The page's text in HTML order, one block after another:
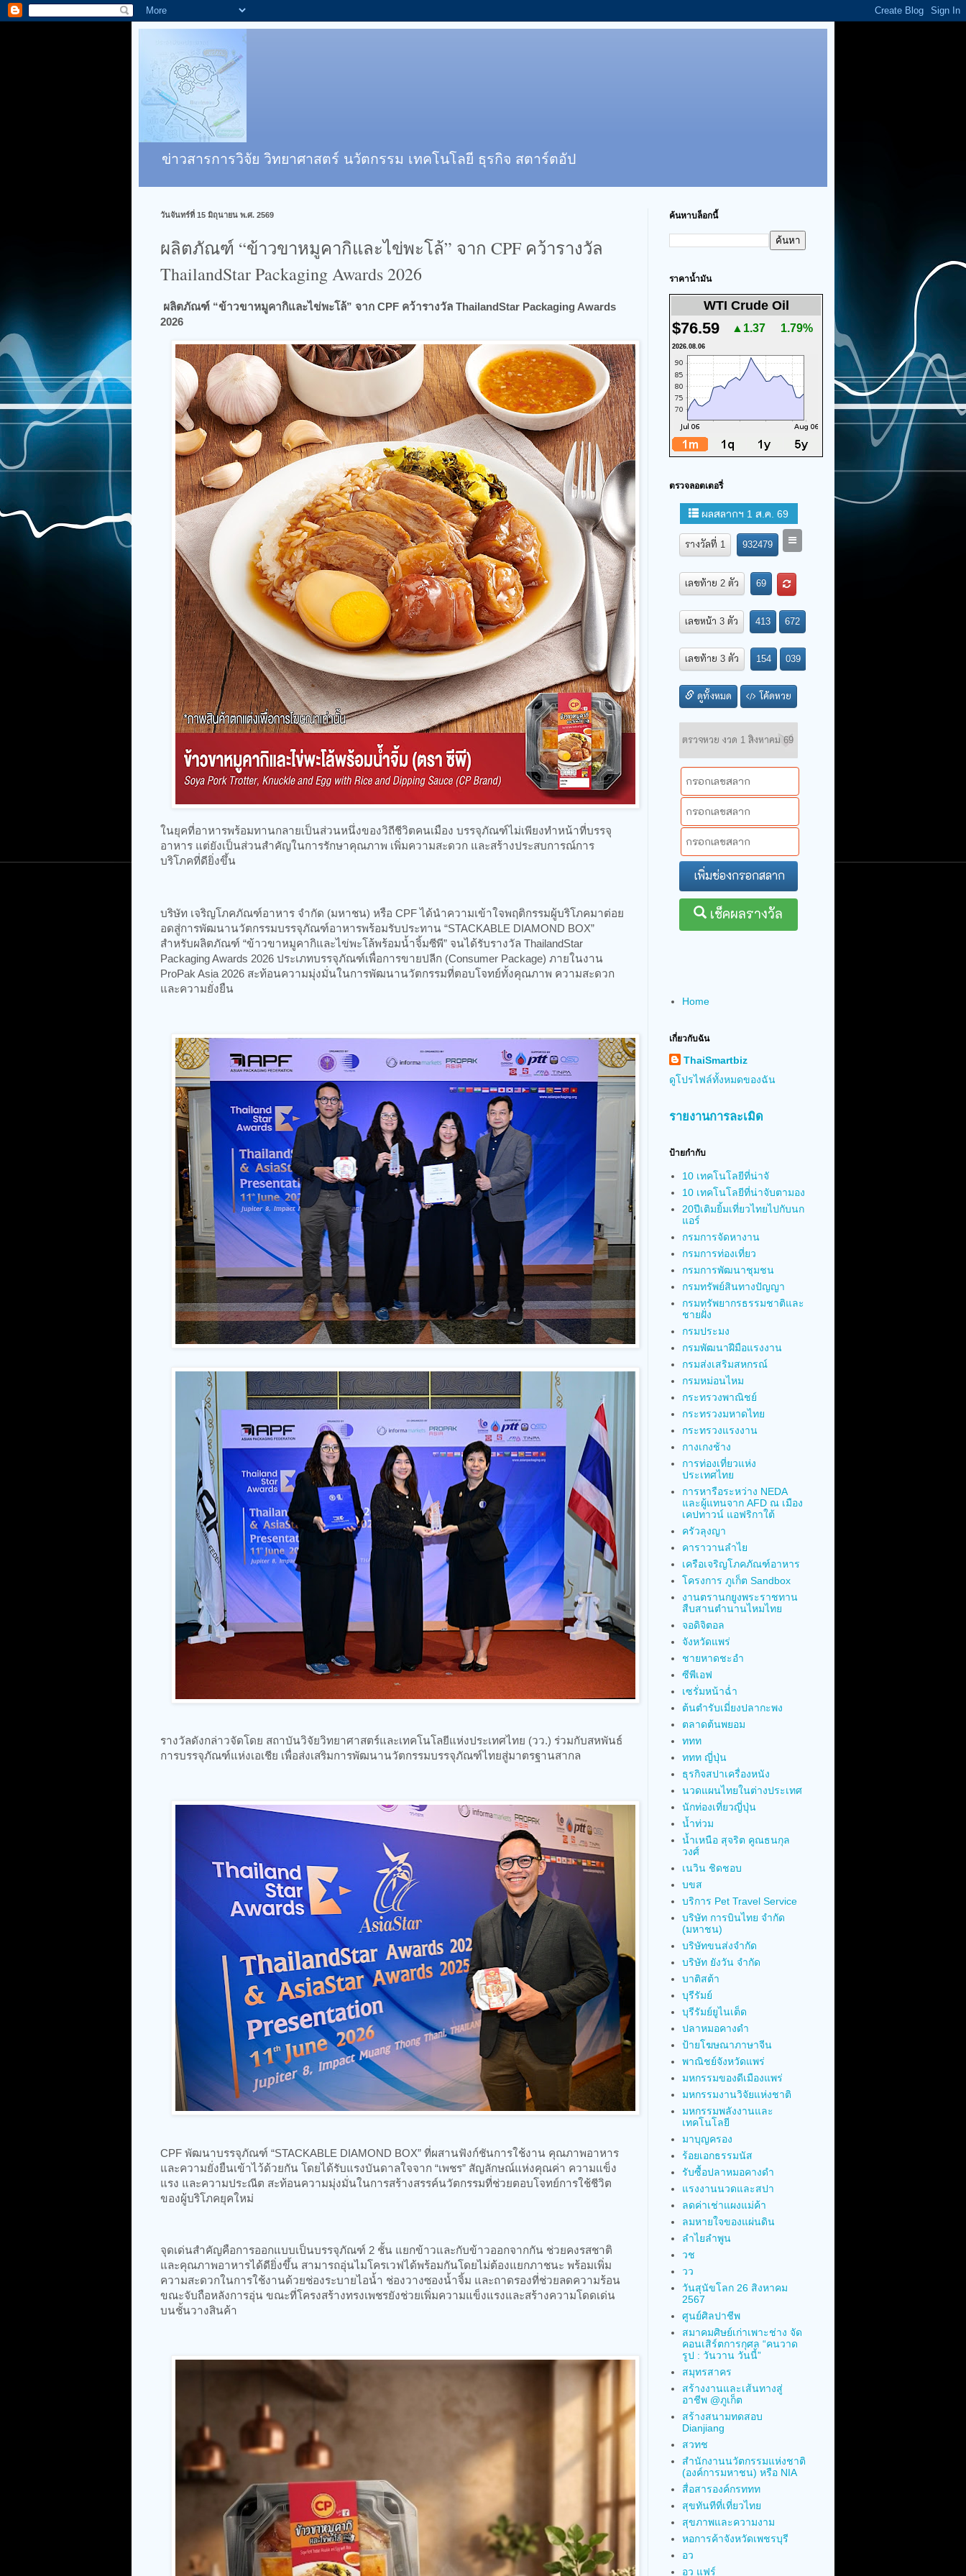
ข่าวสารการวิจัย วิทยาศาสตร์ นวัตกรรม เทคโนโลยี ธุรกิจ สตาร์ตอัป
วันจันทร์ที่ 15 มิถุนายน พ.ศ. 2569
ผลิตภัณฑ์ “ข้าวขาหมูคากิและไข่พะโล้” จาก CPF คว้ารางวัล
ThailandStar Packaging Awards 2026
ผลิตภัณฑ์ “ข้าวขาหมูคากิและไข่พะโล้” จาก CPF คว้ารางวัล ThailandStar Packaging Awards
2026
ในยุคที่อาหารพร้อมทานกลายเป็นส่วนหนึ่งของวิถีชีวิตคนเมือง บรรจุภัณฑ์ไม่เพียงทำหน้าที่บรรจุ
อาหาร แต่ยังเป็นส่วนสำคัญในการรักษาคุณภาพ เพิ่มความสะดวก และสร้างประสบการณ์การ
บริโภคที่ดียิ่งขึ้น
บริษัท เจริญโภคภัณฑ์อาหาร จำกัด (มหาชน) หรือ CPF ได้นำความเข้าใจพฤติกรรมผู้บริโภคมาต่อย
อดสู่การพัฒนานวัตกรรมบรรจุภัณฑ์อาหารพร้อมรับประทาน “STACKABLE DIAMOND BOX”
สำหรับผลิตภัณฑ์ “ข้าวขาหมูคากิและไข่พะโล้พร้อมน้ำจิ้มซีพี” จนได้รับรางวัล ThailandStar
Packaging Awards 2026 ประเภทบรรจุภัณฑ์เพื่อการขายปลีก (Consumer Package) ภายในงาน
ProPak Asia 2026 สะท้อนความมุ่งมั่นในการพัฒนานวัตกรรมที่ตอบโจทย์ทั้งคุณภาพ ความสะดวก
และความยั่งยืน
รางวัลดังกล่าวจัดโดย สถาบันวิจัยวิทยาศาสตร์และเทคโนโลยีแห่งประเทศไทย (วว.) ร่วมกับสหพันธ์
การบรรจุภัณฑ์แห่งเอเชีย เพื่อส่งเสริมการพัฒนานวัตกรรมบรรจุภัณฑ์ไทยสู่มาตรฐานสากล
CPF พัฒนาบรรจุภัณฑ์ “STACKABLE DIAMOND BOX” ที่ผสานฟังก์ชันการใช้งาน คุณภาพอาหาร
และความยั่งยืนเข้าไว้ด้วยกัน โดยได้รับแรงบันดาลใจจาก “เพชร” สัญลักษณ์แห่งคุณค่า ความแข็ง
แรง และความประณีต สะท้อนความมุ่งมั่นในการสร้างสรรค์นวัตกรรมที่ช่วยตอบโจทย์การใช้ชีวิต
ของผู้บริโภคยุคใหม่
จุดเด่นสำคัญคือการออกแบบเป็นบรรจุภัณฑ์ 2 ชั้น แยกข้าวและกับข้าวออกจากกัน ช่วยคงรสชาติ
และคุณภาพอาหารได้ดียิ่งขึ้น สามารถอุ่นไมโครเวฟได้พร้อมกันโดยไม่ต้องแยกภาชนะ พร้อมเพิ่ม
ความสะดวกในการใช้งานด้วยช่องระบายไอน้ำ ช่องวางซองน้ำจิ้ม และถาดรองที่ช่วยลดความร้อน
ขณะจับถือหลังการอุ่น ขณะที่โครงสร้างทรงเพชรยังช่วยเพิ่มความแข็งแรงและสร้างความโดดเด่น
บนชั้นวางสินค้า
ค้นหาบล็อกนี้
ราคาน้ำมัน
WTI Crude Oil
$76.59 ▲1.37 1.79%
2026.08.06
ตรวจลอตเตอรี่
Home
เกี่ยวกับฉัน
ThaiSmartbiz
ดูโปรไฟล์ทั้งหมดของฉัน
รายงานการละเมิด
ป้ายกำกับ
10 เทคโนโลยีที่น่าจั
10 เทคโนโลยีที่น่าจับตามอง
20ปีเติมยิ้มเที่ยวไทยไปกับนก
แอร์
กรมการจัดหางาน
กรมการท่องเที่ยว
กรมการพัฒนาชุมชน
กรมทรัพย์สินทางปัญญา
กรมทรัพยากรธรรมชาติและ
ชายฝั่ง
กรมประมง
กรมพัฒนาฝีมือแรงงาน
กรมส่งเสริมสหกรณ์
กรมหม่อนไหม
กระทรวงพาณิชย์
กระทรวงมหาดไทย
กระทรวงแรงงาน
กางเกงช้าง
การท่องเที่ยวแห่ง
ประเทศไทย
การหารือระหว่าง NEDA
และผู้แทนจาก AFD ณ เมือง
เคปทาวน์ แอฟริกาใต้
ครัวลุงญา
คาราวานลำไย
เครือเจริญโภคภัณฑ์อาหาร
โครงการ ภูเก็ต Sandbox
งานตรานกยูงพระราชทาน
สืบสานตำนานไหมไทย
จอดิจิตอล
จังหวัดแพร่
ชายหาดชะอำ
ซีพีเอฟ
เซรั่มหน้าฉ่ำ
ต้นตำรับเมี่ยงปลากะพง
ตลาดต้นพยอม
ททท
ททท ญี่ปุ่น
ธุรกิจสปาเครื่องหนัง
นวดแผนไทยในต่างประเทศ
นักท่องเที่ยวญี่ปุ่น
น้ำท่วม
น้ำเหนือ สุจริต คูณธนกุล
วงศ์
เนวิน ชิดชอบ
บขส
บริการ Pet Travel Service
บริษัท การบินไทย จำกัด
(มหาชน)
บริษัทขนส่งจำกัด
บริษัท ยังวัน จำกัด
บาติสต้า
บุรีรัมย์
บุรีรัมย์ยูไนเต็ด
ปลาหมอคางดำ
ป้ายโฆษณาภาษาจีน
พาณิชย์จังหวัดแพร่
มหกรรมของดีเมืองแพร่
มหกรรมงานวิจัยแห่งชาติ
มหกรรมพลังงานและ
เทคโนโลยี
มาบุญครอง
ร้อยเอกธรรมนัส
รับซื้อปลาหมอคางดำ
แรงงานนวดและสปา
ลดค่าเช่าแผงแม่ค้า
ลมหายใจของแผ่นดิน
ลำไยลำพูน
วช
วว
วันสุนัขโลก 26 สิงหาคม
2567
ศูนย์ศิลปาชีพ
สมาคมศิษย์เก่าเพาะช่าง จัด
คอนเสิร์ตการกุศล “คนวาด
รูป : วันวาน วันนี้”
สมุทรสาคร
สร้างงานและเส้นทางสู่
อาชีพ @ภูเก็ต
สร้างสนามทดสอบ
Dianjiang
สวทช
สำนักงานนวัตกรรมแห่งชาติ
(องค์การมหาชน) หรือ NIA
สื่อสารองค์กรททท
สุขทันทีที่เที่ยวไทย
สุขภาพและความงาม
หอการค้าจังหวัดเพชรบุรี
อว
อว แฟร์